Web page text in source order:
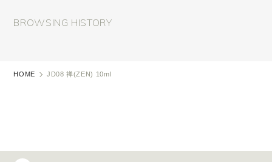
BROWSING HISTORY
HOME JD08 禅(ZEN) 10ml